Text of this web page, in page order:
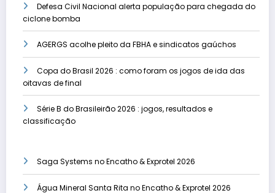
Defesa Civil Nacional alerta população para chegada do
ciclone bomba
AGERGS acolhe pleito da FBHA e sindicatos gaúchos
Copa do Brasil 2026 : como foram os jogos de ida das
oitavas de final
Série B do Brasileirão 2026 : jogos, resultados e
classificação
Saga Systems no Encatho & Exprotel 2026
Água Mineral Santa Rita no Encatho & Exprotel 2026